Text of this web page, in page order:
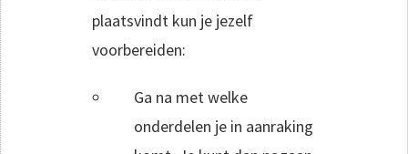
plaatsvindt kun je jezelf
voorbereiden:
Ga na met welke
onderdelen je in aanraking